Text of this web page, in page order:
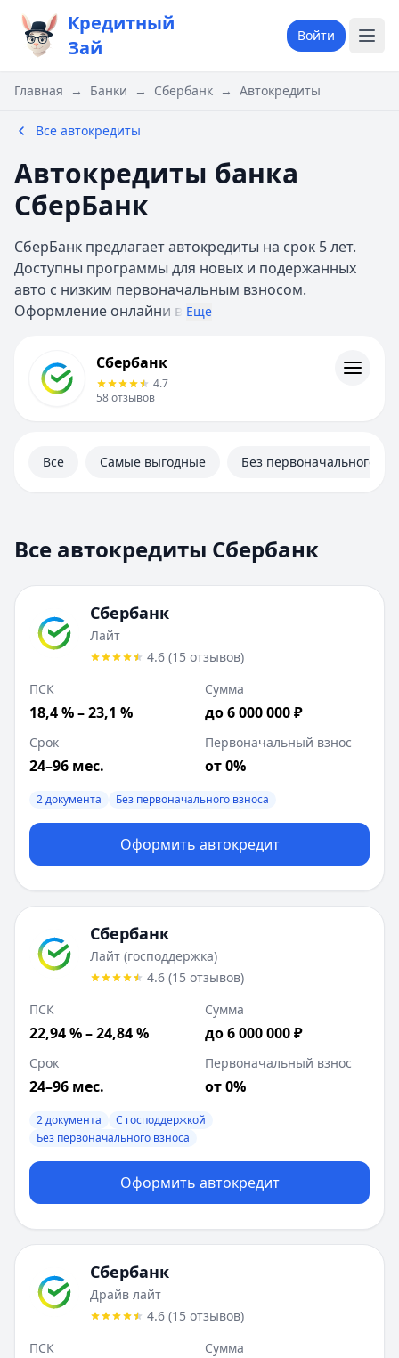
Кредитный
Зай
Войти
Главная → Банки → Сбербанк → Автокредиты
Все автокредиты
Автокредиты банка
СберБанк
СберБанк предлагает автокредиты на срок 5 лет.
Доступны программы для новых и подержанных
авто с низким первоначальным взносом.
Оформление онлайни в Еще
Кредиты
Кредитные карты
Отделения
Банкоматы
Контакты
Личный кабинет
Полезная информация
Сбербанк
4.7
58отзывов
Все Самые выгодные Без первоначального
Все автокредиты Сбербанк
Сбербанк
Лайт
4.6 (15 отзывов)
ПСК
18,4 % – 23,1 %
Сумма
до 6 000 000 ₽
Срок
24–96 мес.
Первоначальный взнос
от 0%
2 документа Без первоначального взноса
Оформить автокредит
Сбербанк
Лайт (господдержка)
4.6 (15 отзывов)
ПСК
22,94 % – 24,84 %
Сумма
до 6 000 000 ₽
Срок
24–96 мес.
Первоначальный взнос
от 0%
2 документа
С господдержкой
Без первоначального взноса
Оформить автокредит
Сбербанк
Драйв лайт
4.6 (15 отзывов)
ПСК
Сумма